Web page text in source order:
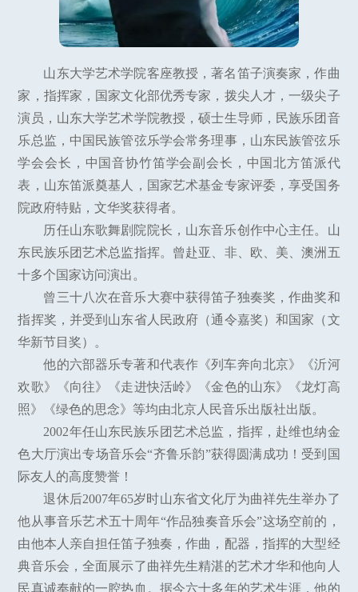
山东大学艺术学院客座教授，著名笛子演奏家，作曲
家，指挥家，国家文化部优秀专家，拨尖人才，一级尖子
演员，山东大学艺术学院教授，硕士生导师，民族乐团音
乐总监，中国民族管弦乐学会常务理事，山东民族管弦乐
学会会长，中国音协竹笛学会副会长，中国北方笛派代
表，山东笛派奠基人，国家艺术基金专家评委，享受国务
院政府特贴，文华奖获得者。
历任山东歌舞剧院院长，山东音乐创作中心主任。山
东民族乐团艺术总监指挥。曾赴亚、非、欧、美、澳洲五
十多个国家访问演出。
曾三十八次在音乐大赛中获得笛子独奏奖，作曲奖和
指挥奖，并受到山东省人民政府（通令嘉奖）和国家（文
华新节目奖）。
他的六部器乐专著和代表作《列车奔向北京》《沂河
欢歌》《向往》《走进快活岭》《金色的山东》《龙灯高
照》《绿色的思念》等均由北京人民音乐出版社出版。
2002年任山东民族乐团艺术总监，指挥，赴维也纳金
色大厅演出专场音乐会“齐鲁乐韵”获得圆满成功！受到国
际友人的高度赞誉！
退休后2007年65岁时山东省文化厅为曲祥先生举办了
他从事音乐艺术五十周年“作品独奏音乐会”这场空前的，
由他本人亲自担任笛子独奏，作曲，配器，指挥的大型经
典音乐会，全面展示了曲祥先生精湛的艺术才华和他向人
民真诚奉献的一腔热血。据今六十多年的艺术生涯，他的